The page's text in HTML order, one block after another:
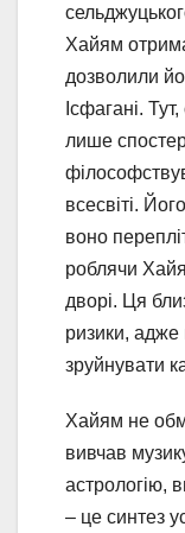
Хайям
дозволили
Ісфагані.
лише
всесвіті.
воно
роблячи
дворі. Ця
ризики, адже
зруйнувати
Хайям не
вивчав
астрологію,
– це синтез